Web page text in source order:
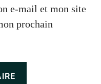
e-mail et mon site
prochain